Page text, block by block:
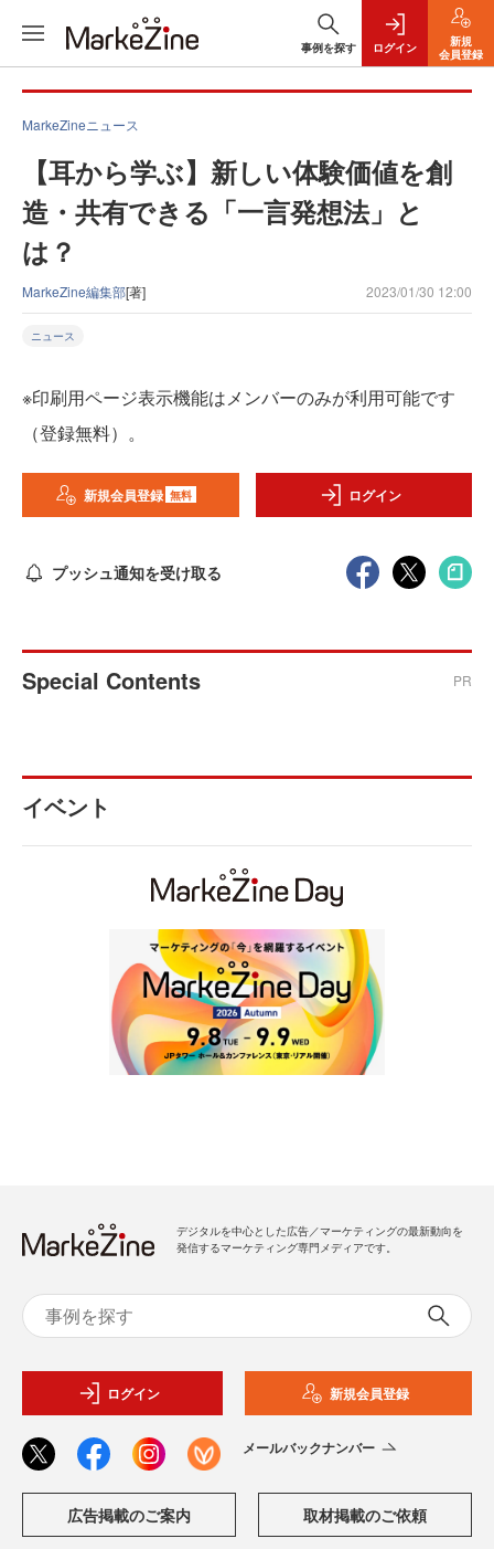
事例を探す ログイン
新規
会員登録
MarkeZineニュース
【耳から学ぶ】新しい体験価値を創
造・共有できる「一言発想法」と
は？
MarkeZine編集部[著] 2023/01/30 12:00
ニュース
※印刷用ページ表示機能はメンバーのみが利用可能です
（登録無料）。
新規会員登録 無料 ログイン
プッシュ通知を受け取る
Special Contents PR
イベント
デジタルを中心とした広告／マーケティングの最新動向を
発信するマーケティング専門メディアです。
ログイン 新規会員登録
メールバックナンバー
広告掲載のご案内 取材掲載のご依頼